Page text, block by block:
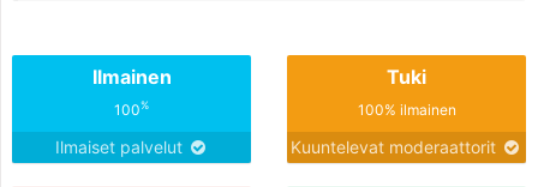
Ilmainen
100%
Ilmaiset palvelut
Tuki
100% ilmainen
Kuuntelevat moderaattorit